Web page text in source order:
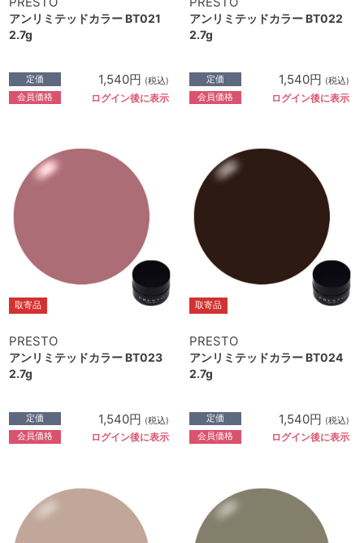
アンリミテッドカラー BT021
2.7g
定価 1,540円 (税込)
会員価格 ログイン後に表示
アンリミテッドカラー BT022
2.7g
定価 1,540円 (税込)
会員価格 ログイン後に表示
取寄品
PRESTO
アンリミテッドカラー BT023
2.7g
定価 1,540円 (税込)
会員価格 ログイン後に表示
取寄品
PRESTO
アンリミテッドカラー BT024
2.7g
定価 1,540円 (税込)
会員価格 ログイン後に表示